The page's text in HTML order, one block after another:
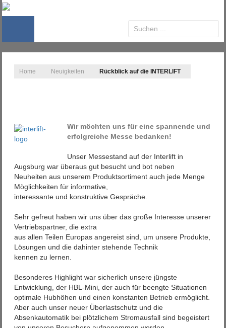
Home Neuigkeiten Rückblick auf die INTERLIFT
Wir möchten uns für eine spannende und
erfolgreiche Messe bedanken!
Unser Messestand auf der Interlift in
Augsburg war überaus gut besucht und bot neben
Neuheiten aus unserem Produktsortiment auch jede Menge
Möglichkeiten für informative,
interessante und konstruktive Gespräche.
Sehr gefreut haben wir uns über das große Interesse unserer
Vertriebspartner, die extra
aus allen Teilen Europas angereist sind, um unsere Produkte,
Lösungen und die dahinter stehende Technik
kennen zu lernen.
Besonderes Highlight war sicherlich unsere jüngste
Entwicklung, der HBL-Mini, der auch für beengte Situationen
optimale Hubhöhen und einen konstanten Betrieb ermöglicht.
Aber auch unser neuer Überlastschutz und die
Absenkautomatik bei plötzlichem Stromausfall sind begeistert